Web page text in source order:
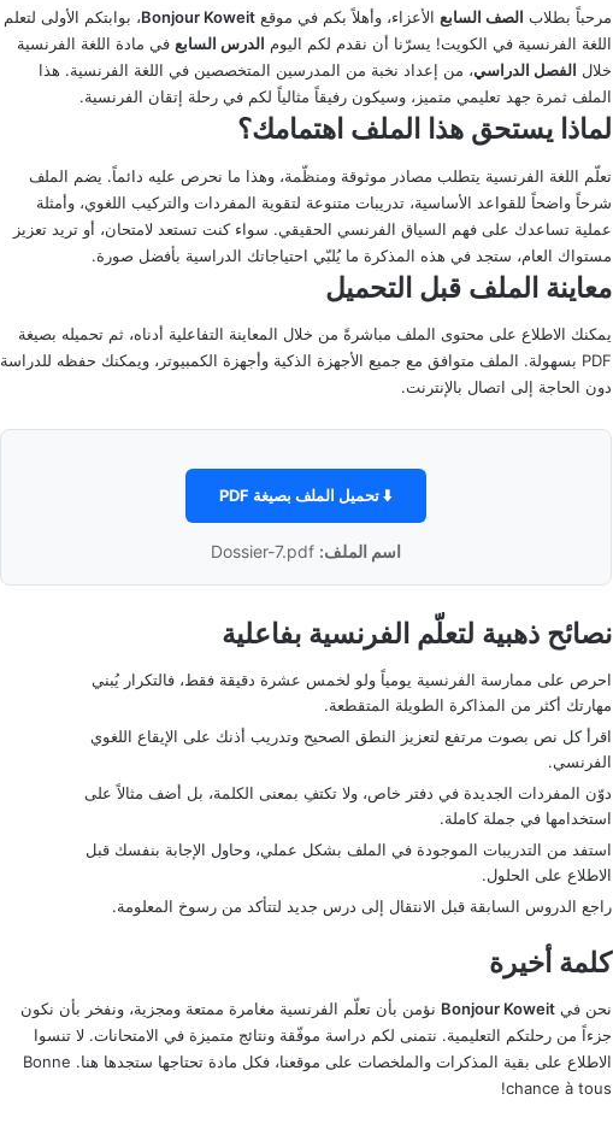
مرحباً بطلاب الصف السابع الأعزاء، وأهلاً بكم في موقع Bonjour Koweit، بوابتكم الأولى لتعلم
اللغة الفرنسية في الكويت! يسرّنا أن نقدم لكم اليوم الدرس السابع في مادة اللغة الفرنسية
خلال الفصل الدراسي، من إعداد نخبة من المدرسين المتخصصين في اللغة الفرنسية. هذا
الملف ثمرة جهد تعليمي متميز، وسيكون رفيقاً مثالياً لكم في رحلة إتقان الفرنسية.
لماذا يستحق هذا الملف اهتمامك؟
تعلّم اللغة الفرنسية يتطلب مصادر موثوقة ومنظّمة، وهذا ما نحرص عليه دائماً. يضم الملف
شرحاً واضحاً للقواعد الأساسية، تدريبات متنوعة لتقوية المفردات والتركيب اللغوي، وأمثلة
عملية تساعدك على فهم السياق الفرنسي الحقيقي. سواء كنت تستعد لامتحان، أو تريد تعزيز
مستواك العام، ستجد في هذه المذكرة ما يُلبّي احتياجاتك الدراسية بأفضل صورة.
معاينة الملف قبل التحميل
يمكنك الاطلاع على محتوى الملف مباشرةً من خلال المعاينة التفاعلية أدناه، ثم تحميله بصيغة
PDF بسهولة. الملف متوافق مع جميع الأجهزة الذكية وأجهزة الكمبيوتر، ويمكنك حفظه للدراسة
دون الحاجة إلى اتصال بالإنترنت.
⬇️ تحميل الملف بصيغة PDF
اسم الملف:
نصائح ذهبية لتعلّم الفرنسية بفاعلية
احرص على ممارسة الفرنسية يومياً ولو لخمس عشرة دقيقة فقط، فالتكرار يُبني
مهارتك أكثر من المذاكرة الطويلة المتقطعة.
اقرأ كل نص بصوت مرتفع لتعزيز النطق الصحيح وتدريب أذنك على الإيقاع اللغوي
الفرنسي.
دوّن المفردات الجديدة في دفتر خاص، ولا تكتفِ بمعنى الكلمة، بل أضف مثالاً على
استخدامها في جملة كاملة.
استفد من التدريبات الموجودة في الملف بشكل عملي، وحاول الإجابة بنفسك قبل
الاطلاع على الحلول.
راجع الدروس السابقة قبل الانتقال إلى درس جديد لتتأكد من رسوخ المعلومة.
كلمة أخيرة
نحن في Bonjour Koweit نؤمن بأن تعلّم الفرنسية مغامرة ممتعة ومجزية، ونفخر بأن نكون
جزءاً من رحلتكم التعليمية. نتمنى لكم دراسة موفّقة ونتائج متميزة في الامتحانات. لا تنسوا
الاطلاع على بقية المذكرات والملخصات على موقعنا، فكل مادة تحتاجها ستجدها هنا. Bonne
chance à tous!